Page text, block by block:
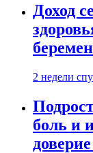
Доход
2 недели
боль и